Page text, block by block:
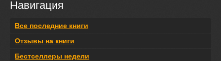
Навигация
Все последние книги
Отзывы на книги
Бестселлеры недели